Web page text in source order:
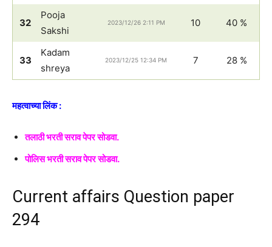
32
Pooja
Sakshi
2023/12/26 2:11 PM 10 40 %
33
Kadam
shreya
2023/12/25 12:34 PM 7 28 %
महत्वाच्या लिंक :
तलाठी भरती सराव पेपर सोडवा.
पोलिस भरती सराव पेपर सोडवा.
Current affairs Question paper
294